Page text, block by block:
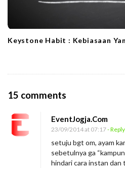
Keystone Habit : Kebiasaan
15 comments
J
d
i
EventJogja.Com
23/09/2014 at 07:17- Reply
setuju bgt om, ayam
sebetulnya ga
hindari cara instan dan